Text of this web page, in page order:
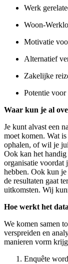
Werk
Woon-
Motivatie
Alternatief
Zakelijke
Potentie
Waar kun je al
Je kunt alvast een
moet komen. Wat
ophalen, of wil je
Ook kan het
organisatie voordat
hebben. Ook kun
de resultaten gaat
uitkomsten. Wij
Hoe werkt het
We komen samen
verspreiden en
manieren vorm
Enquête